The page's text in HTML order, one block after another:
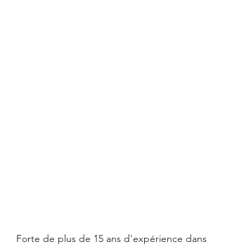
Forte de plus de 15 ans d'expérience dans